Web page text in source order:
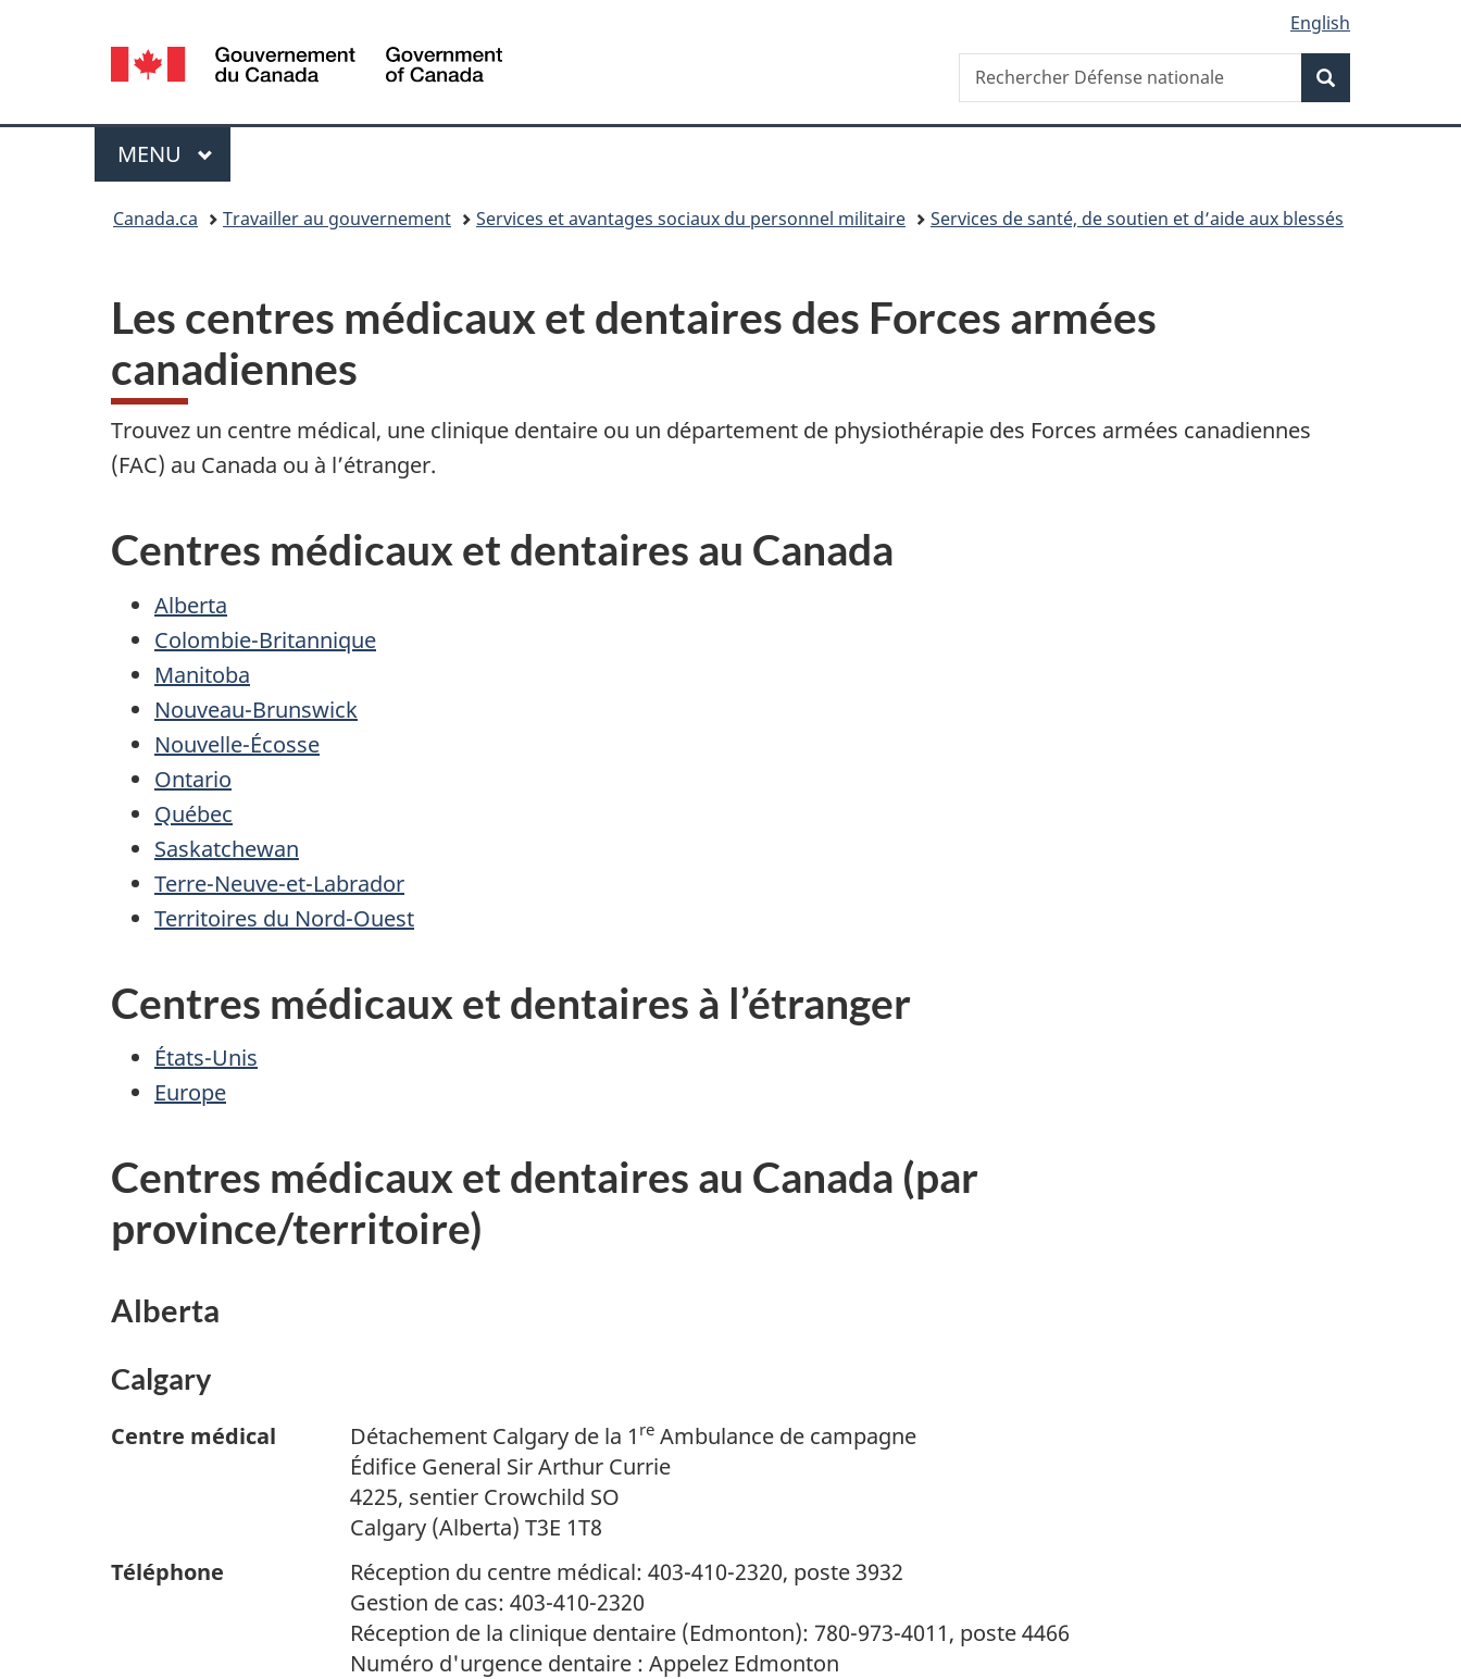
sujet
HTML
Sélection
de
la
langue
English
Canada
Recherche
Rechercher
Défense
Menu
MENU PRINCIPAL
Canada.ca Travailler au gouvernement Services et avantages sociaux du personnel militaire Services de santé, de soutien et d’aide aux blessés
Les centres médicaux et dentaires des Forces armées
canadiennes
Trouvez un centre médical, une clinique dentaire ou un département de physiothérapie des Forces armées canadiennes
(FAC) au Canada ou à l’étranger.
Centres médicaux et dentaires au Canada
Alberta
Colombie-Britannique
Manitoba
Nouveau-Brunswick
Nouvelle-Écosse
Ontario
Québec
Saskatchewan
Terre-Neuve-et-Labrador
Territoires du Nord-Ouest
Centres médicaux et dentaires à l’étranger
États-Unis
Europe
Centres médicaux et dentaires au Canada (par
province/territoire)
Alberta
Calgary
Centre médical Détachement Calgary de la 1 re Ambulance de campagne
Édifice General Sir Arthur Currie
4225, sentier Crowchild SO
Calgary (Alberta) T3E 1T8
Téléphone
Réception du centre médical: 403-410-2320, poste 3932
Gestion de cas: 403-410-2320
Réception de la clinique dentaire (Edmonton): 780-973-4011, poste 4466
Numéro d'urgence dentaire : Appelez Edmonton